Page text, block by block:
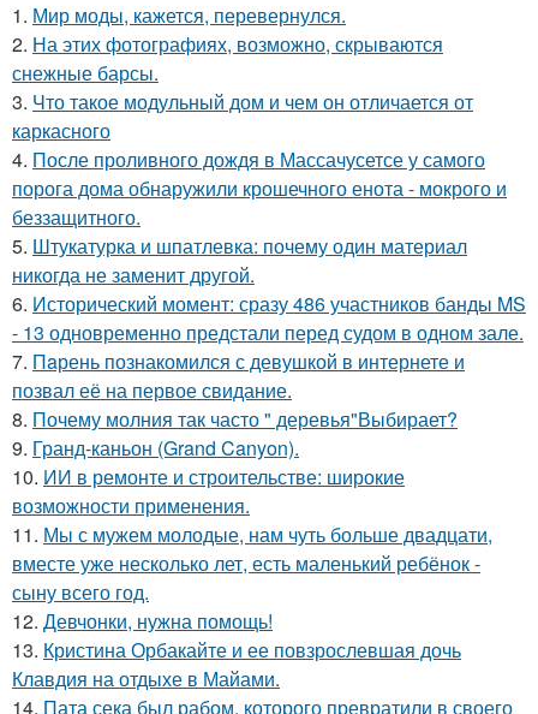
1. Мир моды, кажется, перевернулся.
2. На этих фотографиях, возможно, скрываются
снежные барсы.
3. Что такое модульный дом и чем он отличается от
каркасного
4. После проливного дождя в Массачусетсе у самого
порога дома обнаружили крошечного енота - мокрого и
беззащитного.
5. Штукатурка и шпатлевка: почему один материал
никогда не заменит другой.
6. Исторический момент: сразу 486 участников банды MS
- 13 одновременно предстали перед судом в одном зале.
7. Пaрень познакомился с девушкой в интернете и
позвал её на первое свидание.
8. Почему молния так часто " деревья"Выбирает?
9. Гранд-каньон (Grand Canyon).
10. ИИ в ремонте и строительстве: широкие
возможности применения.
11. Мы с мужем молодые, нам чуть больше двадцати,
вместе уже несколько лет, есть маленький ребёнок -
сыну всего год.
12. Девчонки, нужна помощь!
13. Кристина Орбакайте и ее повзрослевшая дочь
Клавдия на отдыхе в Майами.
14. Пата сека был рабом, которого превратили в своего